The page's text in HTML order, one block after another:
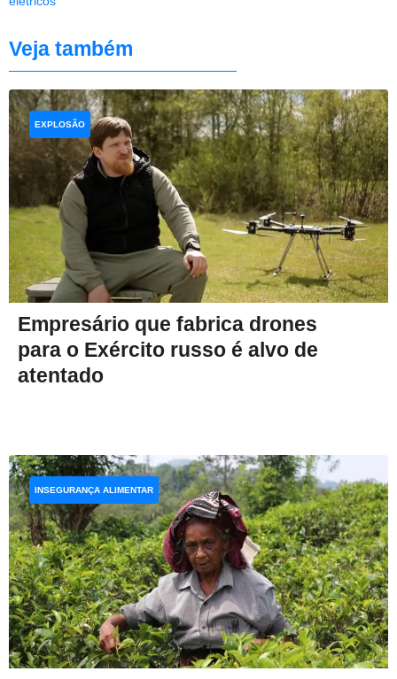
Veja também
Empresário que fabrica drones
para o Exército russo é alvo de
atentado
EXPLOSÃO
INSEGURANÇA ALIMENTAR